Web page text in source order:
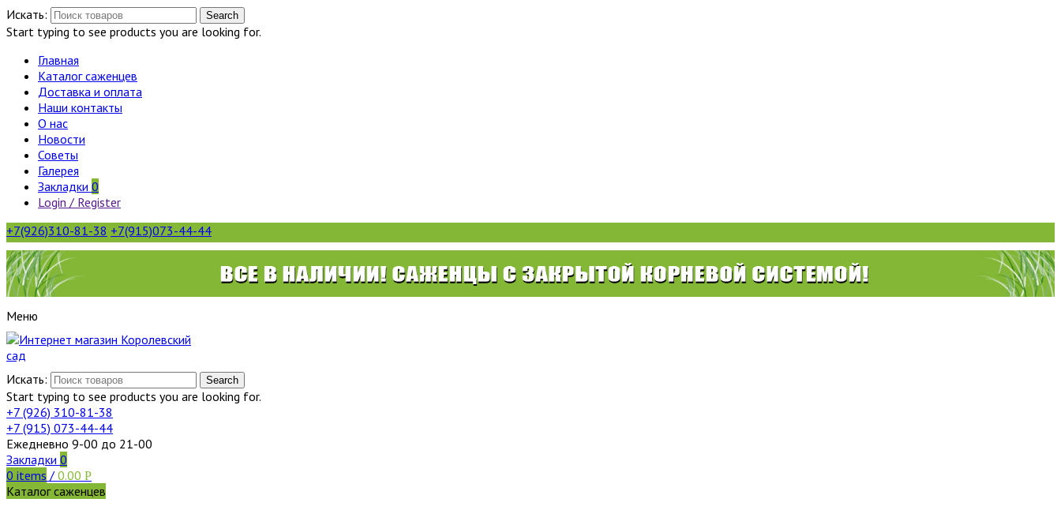
Искать: Search
Start typing to see products you are looking for.
Главная
Каталог саженцев
Доставка и оплата
Наши контакты
О нас
Новости
Советы
Галерея
Закладки 0
Login / Register
+7(926)310-81-38 +7(915)073-44-44
Меню
Искать: Search
Start typing to see products you are looking for.
+7 (926) 310-81-38
+7 (915) 073-44-44
Ежедневно 9-00 до 21-00
Закладки 0
0 items / 0.00 Р
Каталог саженцев